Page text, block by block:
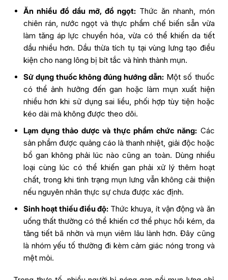
Ăn nhiều đồ dầu mỡ, đồ ngọt:Thức ăn nhanh, món
chiên rán, nước ngọt và thực phẩm chế biến sẵn vừa
làm tăng áp lực chuyển hóa, vừa có thể khiến da tiết
dầu nhiều hơn. Dầu thừa tích tụ tại vùng lưng tạo điều
kiện cho nang lông bị bít tắc và hình thành mụn.
Sử dụng thuốc không đúng hướng dẫn:Một số thuốc
có thể ảnh hưởng đến gan hoặc làm mụn xuất hiện
nhiều hơn khi sử dụng sai liều, phối hợp tùy tiện hoặc
kéo dài mà không được theo dõi.
Lạm dụng thảo dược và thực phẩm chức năng:Các
sản phẩm được quảng cáo là thanh nhiệt, giải độc hoặc
bổ gan không phải lúc nào cũng an toàn. Dùng nhiều
loại cùng lúc có thể khiến gan phải xử lý thêm hoạt
chất, trong khi tình trạng mụn lưng vẫn không cải thiện
nếu nguyên nhân thực sự chưa được xác định.
Sinh hoạt thiếu điều độ:Thức khuya, ít vận động và ăn
uống thất thường có thể khiến cơ thể phục hồi kém, da
tăng tiết bã nhờn và mụn viêm lâu lành hơn. Đây cũng
là nhóm yếu tố thường đi kèm cảm giác nóng trong và
mệt mỏi.